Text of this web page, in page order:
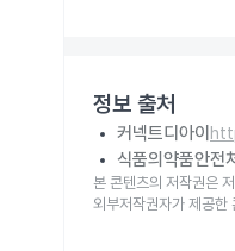
정보 출처
커넥트디아이
식품의약품안전
본 콘텐츠의 저작권은
외부저작권자가 제공한